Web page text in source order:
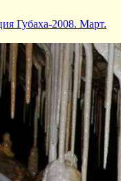
Губаха-2008. Март.